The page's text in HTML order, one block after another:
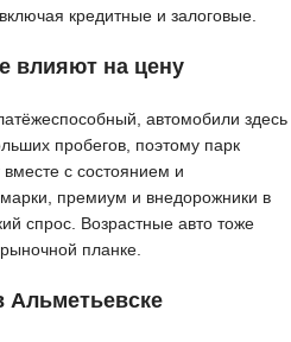
кредитные и залоговые.
влияют на цену
автомобили здесь
пробегов, поэтому парк
с состоянием и
премиум и внедорожники в
спрос. Возрастные авто тоже
планке.
Альметьевске